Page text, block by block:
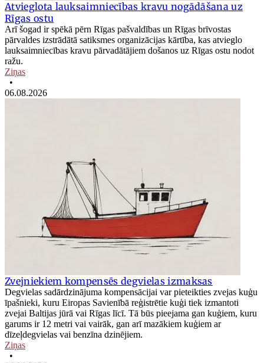
Atvieglota lauksaimniecības kravu nogādāšana uz
Rīgas ostu
Arī šogad ir spēkā pērn Rīgas pašvaldības un Rīgas brīvostas
pārvaldes izstrādātā satiksmes organizācijas kārtība, kas atvieglo
lauksaimniecības kravu pārvadātājiem došanos uz Rīgas ostu nodot
ražu.
Ziņas
•
06.08.2026
Zvejniekiem kompensēs degvielas izmaksas
Degvielas sadārdzinājuma kompensācijai var pieteikties zvejas kuģu
īpašnieki, kuru Eiropas Savienībā reģistrētie kuģi tiek izmantoti
zvejai Baltijas jūrā vai Rīgas līcī. Tā būs pieejama gan kuģiem, kuru
garums ir 12 metri vai vairāk, gan arī mazākiem kuģiem ar
dīzeļdegvielas vai benzīna dzinējiem.
Ziņas
•